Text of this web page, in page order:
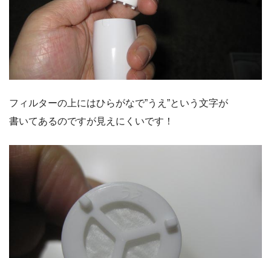
フィルターの上にはひらがなで”うえ”という文字が
書いてあるのですが見えにくいです！